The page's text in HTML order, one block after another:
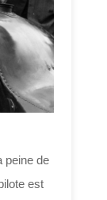
peine de
est